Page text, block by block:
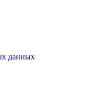
данных